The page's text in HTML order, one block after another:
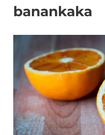
banankaka